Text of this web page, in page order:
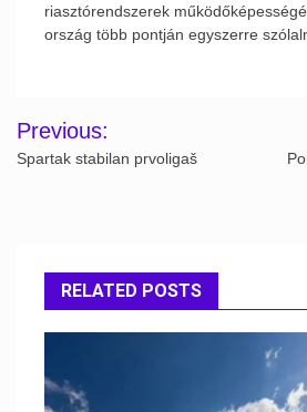
riasztórendszerek
ország több pontján egyszerre
Post
navigation
Previous:
Spartak stabilan prvoligaš
RELATED POSTS